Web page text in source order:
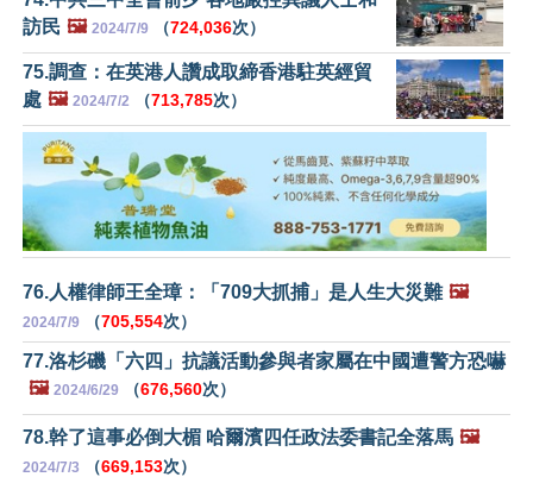
訪民 🖼️ 2024/7/9 （724,036次）
75.調查：在英港人讚成取締香港駐英經貿
處 🖼️ 2024/7/2 （713,785次）
76.人權律師王全璋：「709大抓捕」是人生大災難 🖼️
2024/7/9 （705,554次）
77.洛杉磯「六四」抗議活動參與者家屬在中國遭警方恐嚇
🖼️ 2024/6/29 （676,560次）
78.幹了這事必倒大楣 哈爾濱四任政法委書記全落馬 🖼️
2024/7/3 （669,153次）